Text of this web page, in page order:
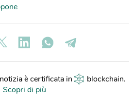
è certificata in blockchain.
Scopri di più